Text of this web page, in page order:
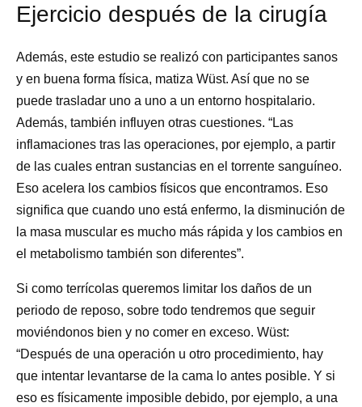
Ejercicio después de la cirugía
Además, este estudio se realizó con participantes sanos
y en buena forma física, matiza Wüst. Así que no se
puede trasladar uno a uno a un entorno hospitalario.
Además, también influyen otras cuestiones. “Las
inflamaciones tras las operaciones, por ejemplo, a partir
de las cuales entran sustancias en el torrente sanguíneo.
Eso acelera los cambios físicos que encontramos. Eso
significa que cuando uno está enfermo, la disminución de
la masa muscular es mucho más rápida y los cambios en
el metabolismo también son diferentes”.
Si como terrícolas queremos limitar los daños de un
periodo de reposo, sobre todo tendremos que seguir
moviéndonos bien y no comer en exceso. Wüst:
“Después de una operación u otro procedimiento, hay
que intentar levantarse de la cama lo antes posible. Y si
eso es físicamente imposible debido, por ejemplo, a una